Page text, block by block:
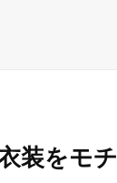
装をモチ